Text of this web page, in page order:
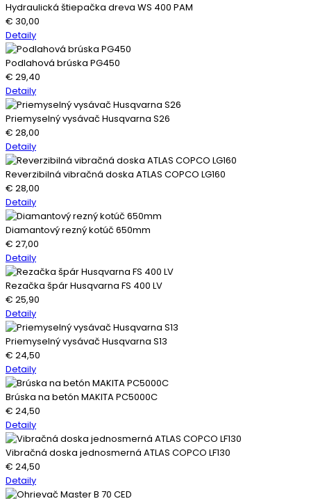
Hydraulická štiepačka dreva WS 400 PAM
€ 30,00
Detaily
Podlahová brúska PG450
€ 29,40
Detaily
Priemyselný vysávač Husqvarna S26
€ 28,00
Detaily
Reverzibilná vibračná doska ATLAS COPCO LG160
€ 28,00
Detaily
Diamantový rezný kotúč 650mm
€ 27,00
Detaily
Rezačka špár Husqvarna FS 400 LV
€ 25,90
Detaily
Priemyselný vysávač Husqvarna S13
€ 24,50
Detaily
Brúska na betón MAKITA PC5000C
€ 24,50
Detaily
Vibračná doska jednosmerná ATLAS COPCO LF130
€ 24,50
Detaily